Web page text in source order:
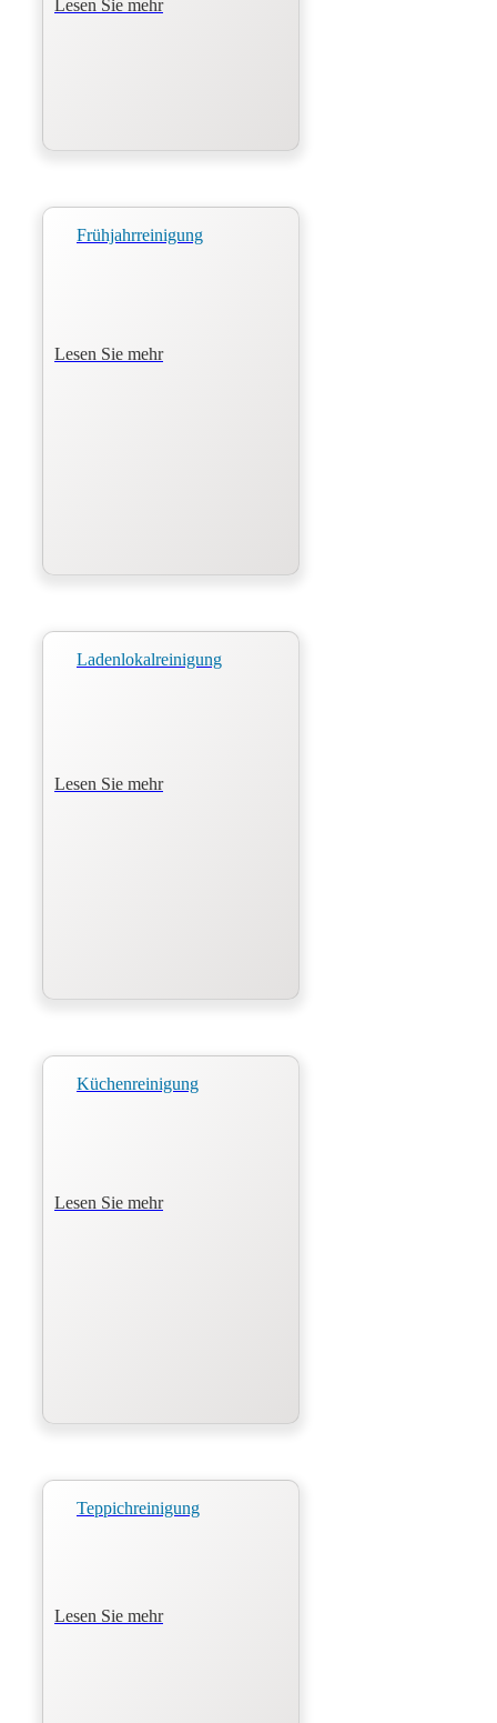
Lesen Sie mehr
Frühjahrreinigung
Lesen Sie mehr
Ladenlokalreinigung
Lesen Sie mehr
Küchenreinigung
Lesen Sie mehr
Teppichreinigung
Lesen Sie mehr